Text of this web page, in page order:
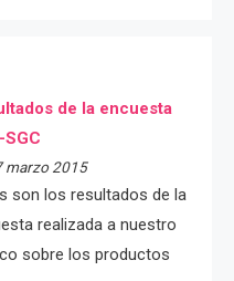
de la encuesta
SGC
marzo 2015
son los resultados de la
realizada a nuestro
sobre los productos